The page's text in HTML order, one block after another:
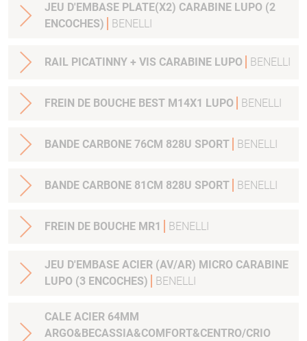
JEU D'EMBASE PLATE(X2) CARABINE LUPO (2
ENCOCHES)
BENELLI
RAIL PICATINNY + VIS CARABINE LUPO BENELLI
FREIN DE BOUCHE BEST M14X1 LUPO BENELLI
BANDE CARBONE 76CM 828U SPORT BENELLI
BANDE CARBONE 81CM 828U SPORT BENELLI
FREIN DE BOUCHE MR1 BENELLI
JEU D'EMBASE ACIER (AV/AR) MICRO CARABINE
LUPO (3 ENCOCHES)
BENELLI
CALE ACIER 64MM
ARGO&BECASSIA&COMFORT&CENTRO/CRIO